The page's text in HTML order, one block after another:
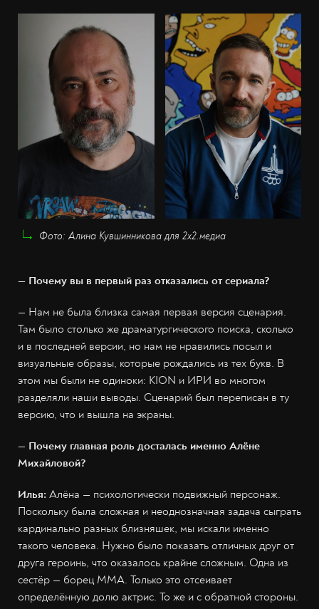
Фото: Алина Кувшинникова для 2х2.медиа
— Почему вы в первый раз отказались от сериала?
— Нам не была близка самая первая версия сценария.
Там было столько же драматургического поиска, сколько
и в последней версии, но нам не нравились посыл и
визуальные образы, которые рождались из тех букв. В
этом мы были не одиноки: KION и ИРИ во многом
разделяли наши выводы. Сценарий был переписан в ту
версию, что и вышла на экраны.
— Почему главная роль досталась именно Алёне
Михайловой?
Илья: Алёна — психологически подвижный персонаж.
Поскольку была сложная и неоднозначная задача сыграть
кардинально разных близняшек, мы искали именно
такого человека. Нужно было показать отличных друг от
друга героинь, что оказалось крайне сложным. Одна из
сестёр — борец ММА. Только это отсеивает
определённую долю актрис. То же и с обратной стороны.